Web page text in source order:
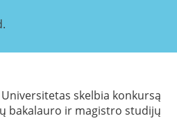
skelbia konkursą
bakalauro ir magistro studijų